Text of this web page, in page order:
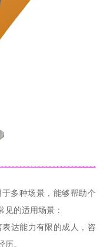
多种场景，能够帮助个
见的适用场景：
达能力有限的成人，咨
。